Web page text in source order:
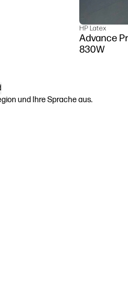
HP Latex
Advance
830W
und Ihre Sprache aus.